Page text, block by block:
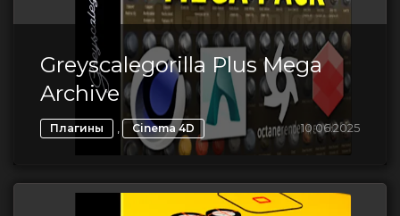
Greyscalegorilla Plus Mega
Archive
Плагины , Cinema 4D 10.06.2025